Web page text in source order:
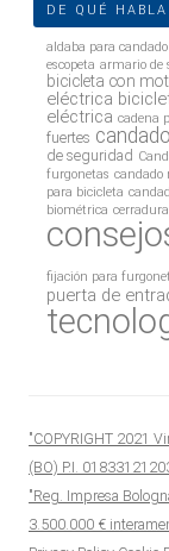
DE QUÉ
aldaba para candado
escopeta armario de
bicicleta con
eléctrica
eléctrica cadena
fuertes candado
de seguridad
furgonetas candado
para bicicleta
biométrica
fijación para
puerta de
"COPYRIGHT 2021
(BO) P.I.
"Reg. Impresa
3.500.000 €